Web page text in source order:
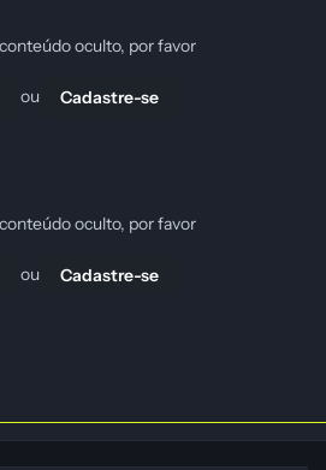
oculto, por favor
ou Cadastre-se
oculto, por favor
ou Cadastre-se